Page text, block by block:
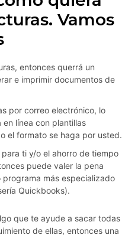
Vamos
entonces querrá un
e imprimir documentos de
por correo electrónico, lo
en línea con plantillas
el formato se haga por usted.
ti y/o el ahorro de tiempo
puede valer la pena
más especializado
Quickbooks).
que te ayude a sacar todas
de ellas, entonces una